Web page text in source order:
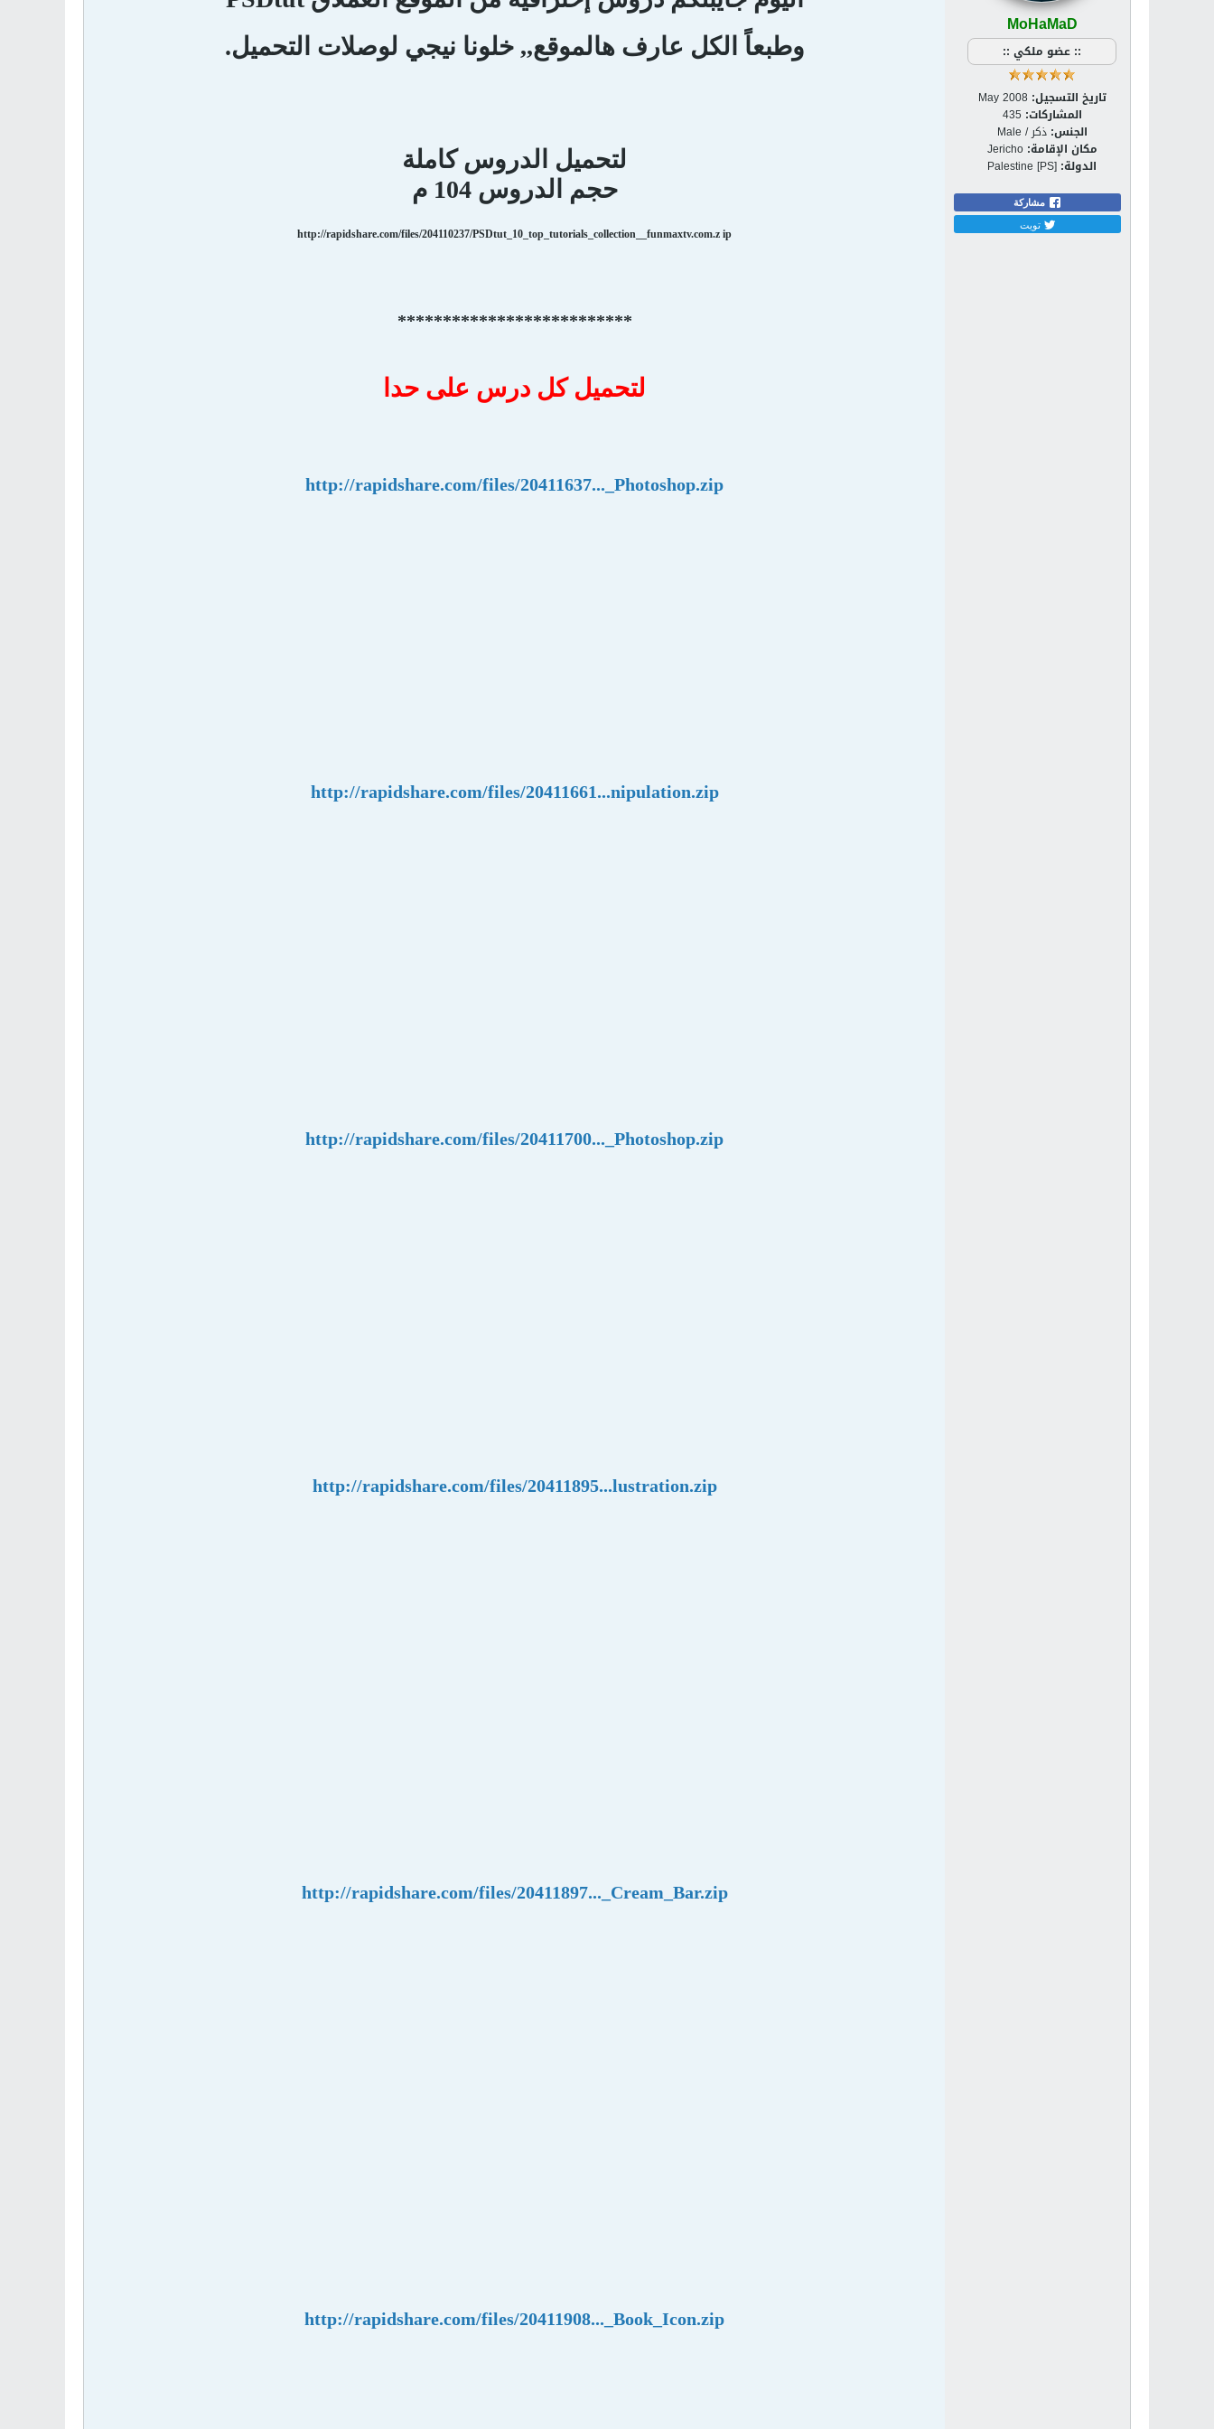
MoHaMaD
:: عضو ملكي ::
تاريخ التسجيل: May 2008
المشاركات: 435
الجنس: ذكر / Male
مكان الإقامة: Jericho
الدولة: Palestine [PS]
مشاركة
تويت
وطبعاً الكل عارف هالموقع,, خلونا نيجي لوصلات التحميل.
لتحميل الدروس كاملة
حجم الدروس 104 م
http://rapidshare.com/files/204110237/PSDtut_10_top_tutorials_collection__funmaxtv.com.z ip
**************************
لتحميل كل درس على حدا
http://rapidshare.com/files/20411637..._Photoshop.zip
http://rapidshare.com/files/20411661...nipulation.zip
http://rapidshare.com/files/20411700..._Photoshop.zip
http://rapidshare.com/files/20411895...lustration.zip
http://rapidshare.com/files/20411897..._Cream_Bar.zip
http://rapidshare.com/files/20411908..._Book_Icon.zip